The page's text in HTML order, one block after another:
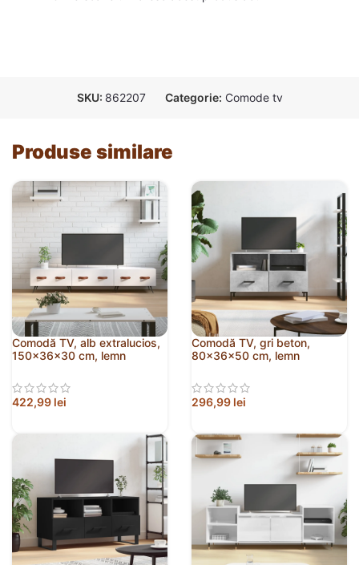
SKU: 862207 Categorie: Comode tv
Produse similare
Comodă TV, alb extralucios,
150x36x30 cm, lemn
422,99 lei
Comodă TV, gri beton,
80x36x50 cm, lemn
296,99 lei